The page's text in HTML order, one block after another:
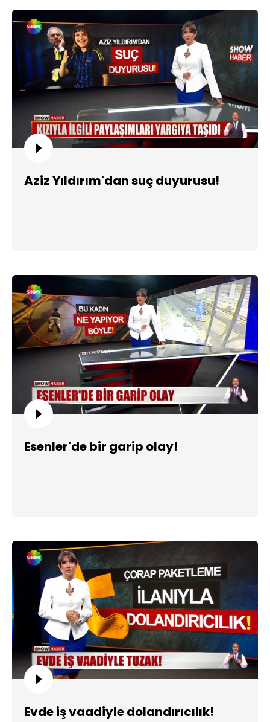
Aziz Yıldırım'dan suç duyurusu!
Esenler'de bir garip olay!
Evde iş vaadiyle dolandırıcılık!